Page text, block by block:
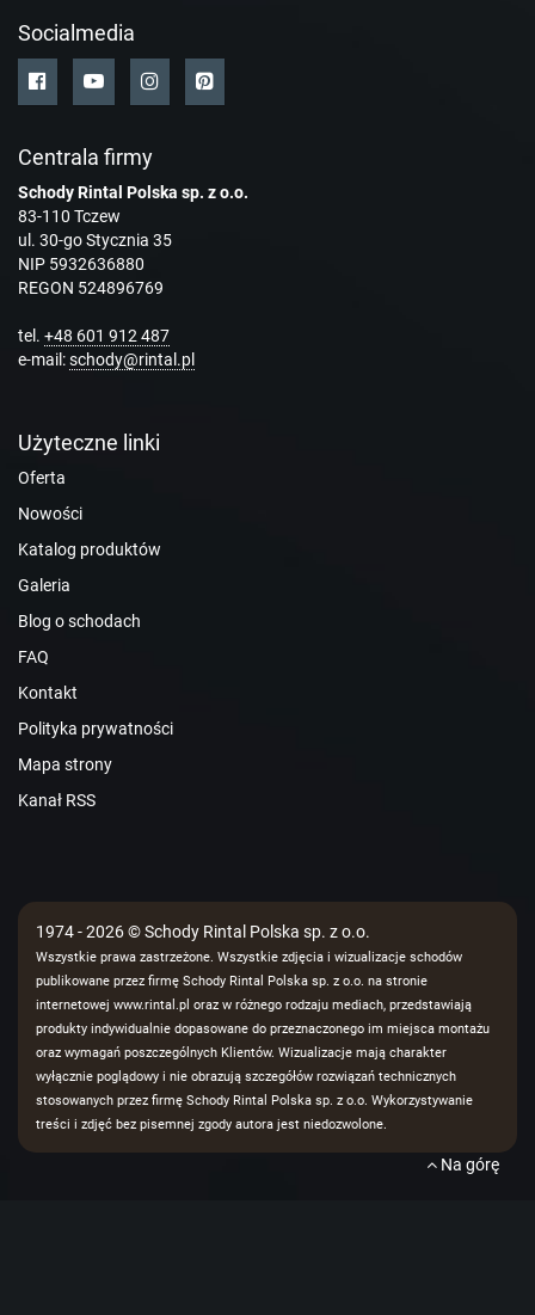
Socialmedia
Centrala firmy
Schody Rintal Polska sp. z o.o.
83-110 Tczew
ul. 30-go Stycznia 35
NIP 5932636880
REGON 524896769
tel. +48 601 912 487
e-mail:schody@rintal.pl
Użyteczne linki
Oferta
Nowości
Katalog produktów
Galeria
Blog o schodach
FAQ
Kontakt
Polityka prywatności
Mapa strony
Kanał RSS
1974 - 2026 © Schody Rintal Polska sp. z o.o.
Wszystkie prawa zastrzeżone. Wszystkie zdjęcia i wizualizacje schodów
publikowane przez firmę Schody Rintal Polska sp. z o.o. na stronie
internetowej www.rintal.pl oraz w różnego rodzaju mediach, przedstawiają
produkty indywidualnie dopasowane do przeznaczonego im miejsca montażu
oraz wymagań poszczególnych Klientów. Wizualizacje mają charakter
wyłącznie poglądowy i nie obrazują szczegółów rozwiązań technicznych
stosowanych przez firmę Schody Rintal Polska sp. z o.o. Wykorzystywanie
treści i zdjęć bez pisemnej zgody autora jest niedozwolone.
Na górę